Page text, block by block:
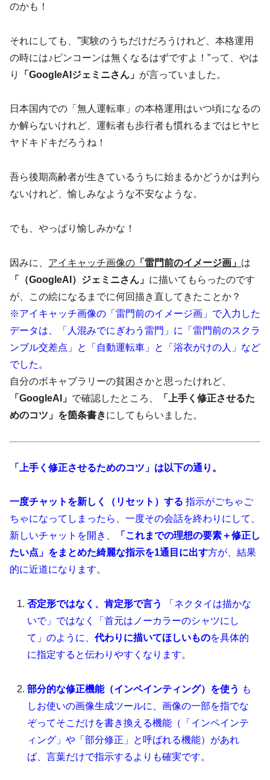
のかも！
それにしても、”実験のうちだけだろうけれど、本格運用
の時には♪ピンコーンは無くなるはずですよ！”って、やは
り
「GoogleAIジェミニさん」 が言っていました。
日本国内での「無人運転車」の本格運用はいつ頃になるの
か解らないけれど、運転者も歩行者も慣れるまではヒヤヒ
ヤドキドキだろうね！
吾ら後期高齢者が生きているうちに始まるかどうかは判ら
ないけれど、愉しみなような不安なような。
でも、やっぱり愉しみかな！
因みに、 アイキャッチ画像の 「雷門前のイメージ画」 は
「（GoogleAI）ジェミニさん」 に描いてもらったのです
が、この絵になるまでに何回描き直してきたことか？
※アイキャッチ画像の「雷門前のイメージ画」で入力した
データは、「人混みでにぎわう雷門」に「雷門前のスクラ
ンブル交差点」と「自動運転車」と「浴衣がけの人」など
でした。
自分のボキャブラリーの貧困さかと思ったけれど、
「GoogleAI」 で確認したところ、
「上手く修正させるた
めのコツ」を箇条書きにしてもらいました。
「上手く修正させるためのコツ」は以下の通り。
一度チャットを新しく（リセット）する 指示がごちゃご
ちゃになってしまったら、一度その会話を終わりにして、
新しいチャットを開き、
「これまでの理想の要素＋修正し
たい点」をまとめた綺麗な指示を1通目に出す方が、結果
的に近道になります。
否定形ではなく、肯定形で言う
「ネクタイは描かな
いで」ではなく「首元はノーカラーのシャツにし
て」のように、代わりに描いてほしいものを具体的
に指定すると伝わりやすくなります。
部分的な修正機能（インペインティング）を使う も
しお使いの画像生成ツールに、画像の一部を指でな
ぞってそこだけを書き換える機能（「インペインテ
ィング」や「部分修正」と呼ばれる機能）があれ
ば、言葉だけで指示するよりも確実です。